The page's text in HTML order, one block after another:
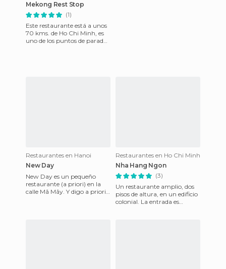
Mekong Rest Stop
(1)
Este restaurante está a unos
70 kms. de Ho Chi Minh, es
uno de los puntos de parada
Restaurantes en Hanoi
New Day
New Day es un pequeño
restaurante (a priori) en la
calle Mã Mãy. Y digo a priori
Restaurantes en Ho Chi Minh
Nha Hang Ngon
(3)
Un restaurante amplio, dos
pisos de altura, en un edificio
colonial. La entrada es